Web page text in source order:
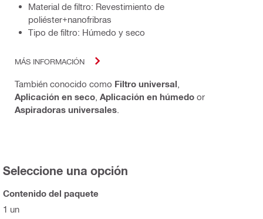
Material de filtro: Revestimiento de
poliéster+nanofribras
Tipo de filtro: Húmedo y seco
MÁS INFORMACIÓN
También conocido como Filtro universal
Aplicación en seco Aplicación en húmedo or
Aspiradoras universales
Seleccione una opción
Contenido del paquete
1 un